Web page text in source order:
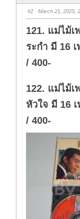
d
o
n
.
u
p
#2 · March 21, 2025,
121. แม่ไม้เ
ระกำ มี 16
/ 400-
122. แม่ไม้เ
หัวใจ มี 16
/ 400-